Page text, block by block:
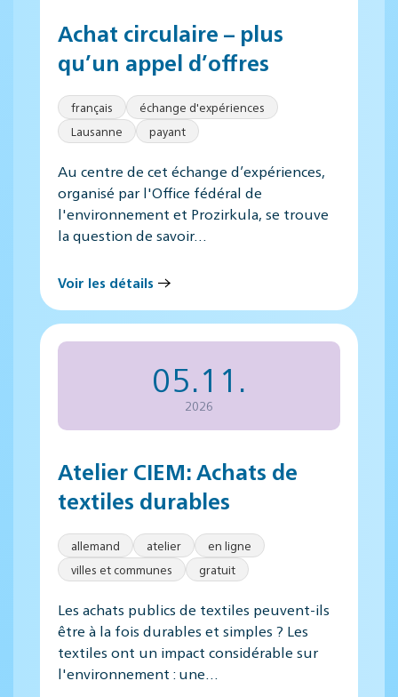
Achat circulaire – plus
qu’un appel d’offres
français
échange d'expériences
Lausanne
payant
Au centre de cet échange d’expériences,
organisé par l'Office fédéral de
l'environnement et Prozirkula, se trouve
la question de savoir…
Voir les détails
05.11.
2026
Atelier CIEM: Achats de
textiles durables
allemand atelier
en ligne
villes et communes
gratuit
Les achats publics de textiles peuvent-ils
être à la fois durables et simples ? Les
textiles ont un impact considérable sur
l'environnement : une…